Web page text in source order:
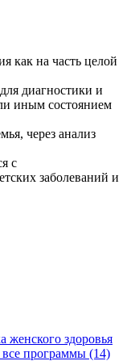
как на часть целой
диагностики и
иным состоянием
через анализ
с
заболеваний и
женского здоровья
программы (14)